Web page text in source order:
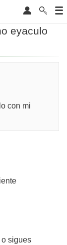
eyaculo
con mi
sigues